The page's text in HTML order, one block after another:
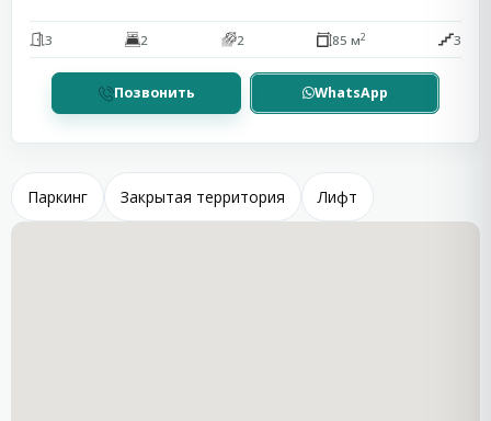
3 2 2 85 м2 3
Позвонить WhatsApp
Паркинг Закрытая территория Лифт